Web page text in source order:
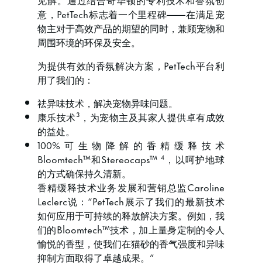
意，PetTech标志着一个里程碑——在满足宠
物主对于高效产品的期望的同时，兼顾宠物和
周围环境的环保及安全。
为提供有效的香氛解决方案，PetTech平台利
用了我们的：
祛异味技术，解决宠物异味问题。
康乐技术³，为宠物主及其家人提供卓有成效
的益处。
100%可生物降解的香精缓释技术
Bloomtech™和Stereocaps™4 ，以呵护地球
的方式确保持久清新。
香精缓释技术业务发展和营销总监Caroline
Leclerc说：“PetTech展示了我们的最新技术
如何应用于可持续的释放解决方案。例如，我
们的Bloomtech™技术，加上量身定制的令人
愉悦的香型，使我们在猫砂的香气强度和异味
抑制方面取得了卓越成果。”